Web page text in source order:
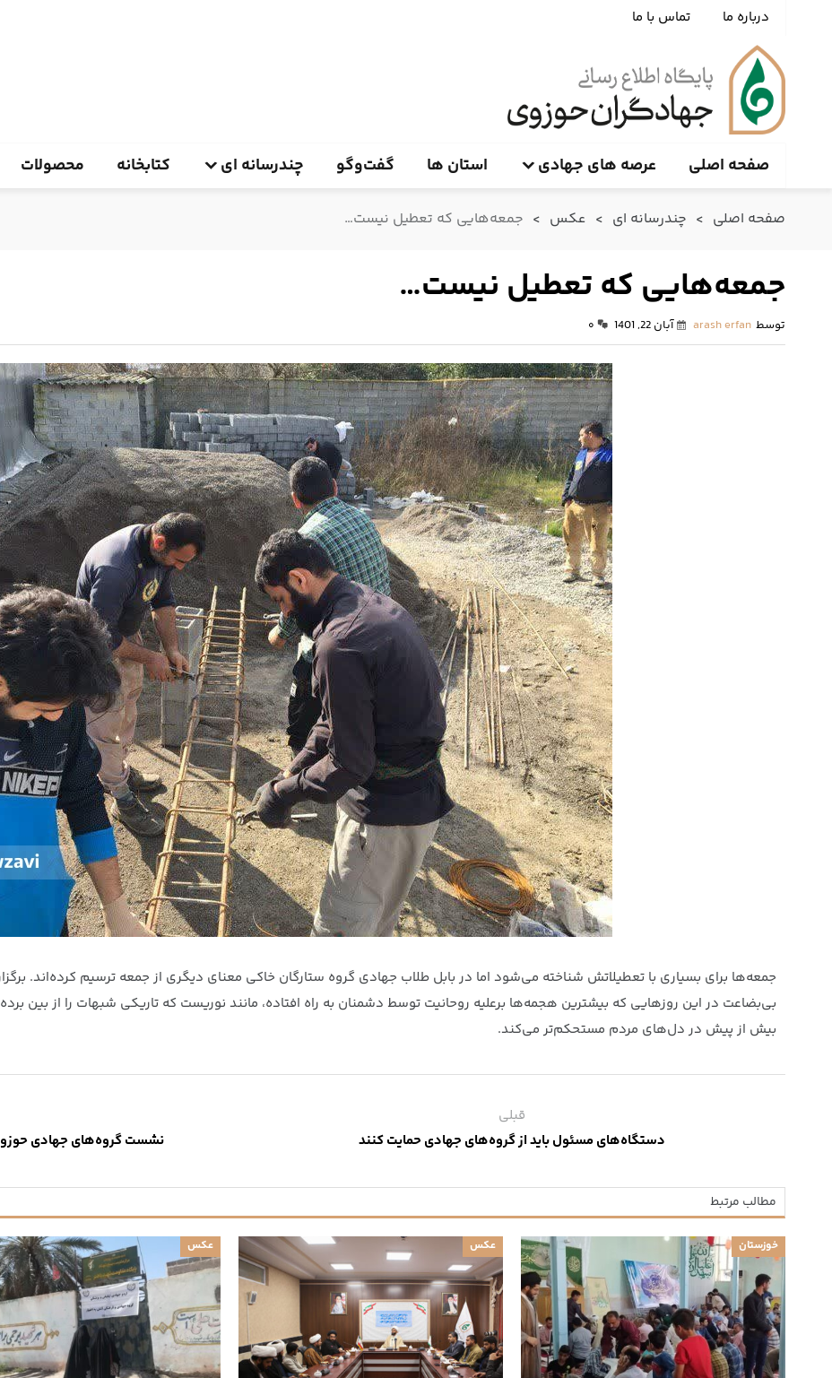
درباره ما تماس با ما
صفحه اصلی عرصه های جهادی استان ها گفت‌وگو چندرسانه ای کتابخانه محصولات
صفحه اصلی > چندرسانه ای > عکس > جمعه‌هایی که تعطیل نیست…
جمعه‌هایی که تعطیل نیست…
توسط arash erfan آبان 22, 1401 ۰
جمعه‌ها برای بسیاری با تعطیلاتش شناخته می‌شود اما در بابل طلاب جهادی گروه ستارگان خاکی معنای دیگری از جمعه ترسیم کرده‌اند.
بی‌بضاعت در این روزهایی که بیشترین هجمه‌ها برعلیه روحانیت توسط دشمنان به راه افتاده، مانند نوریست که تاریکی شبهات را از بین
بیش از پیش در دل‌های مردم مستحکم‌تر می‌کند.
قبلی
دستگاه‌های مسئول باید از گروه‌های جهادی حمایت کنند
نشست گروه‌های جهادی
مطالب مرتبط
خوزستان عکس عکس